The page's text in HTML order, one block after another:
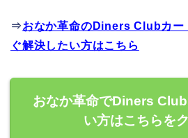
⇒おなか革命のDiners Clubカー
ぐ解決したい方はこちら
おなか革命でDiners
い方はこちらを